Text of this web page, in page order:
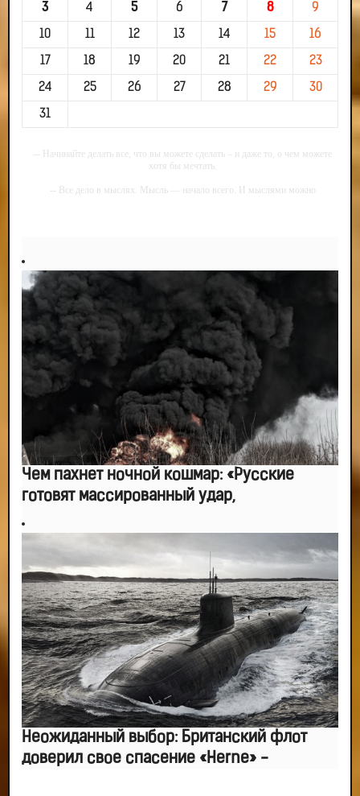
3 4 5 6 7 8 9
10 11 12 13 14 15 16
17 18 19 20 21 22 23
24 25 26 27 28 29 30
31
-- Начинайте делать все, что вы можете сделать – и даже то, о чем можете
хотя бы мечтать.
-- Все дело в мыслях. Мысль — начало всего. И мыслями можно
-- Самое большое богатство — это ум. Самая большая нищета — глупость.
Из всех страхов самый пугающий — самолюбование.
-- Лучшее, что можно сделать с хорошим советом, это пропустить его
мимо ушей. Он никогда не бывает полезен никому, кроме того, кто его дал.
-- Люблю давать советы и очень не люблю, когда их дают мне.
Чем пахнет ночной кошмар: «Русские
готовят массированный удар,
Неожиданный выбор: Британский флот
доверил свое спасение «Herne» -